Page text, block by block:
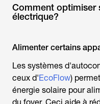
Comment optimiser
électrique?
Alimenter certains
Les systèmes
ceux d'EcoFlow)
énergie solaire pour
du foyer. Ceci aide à